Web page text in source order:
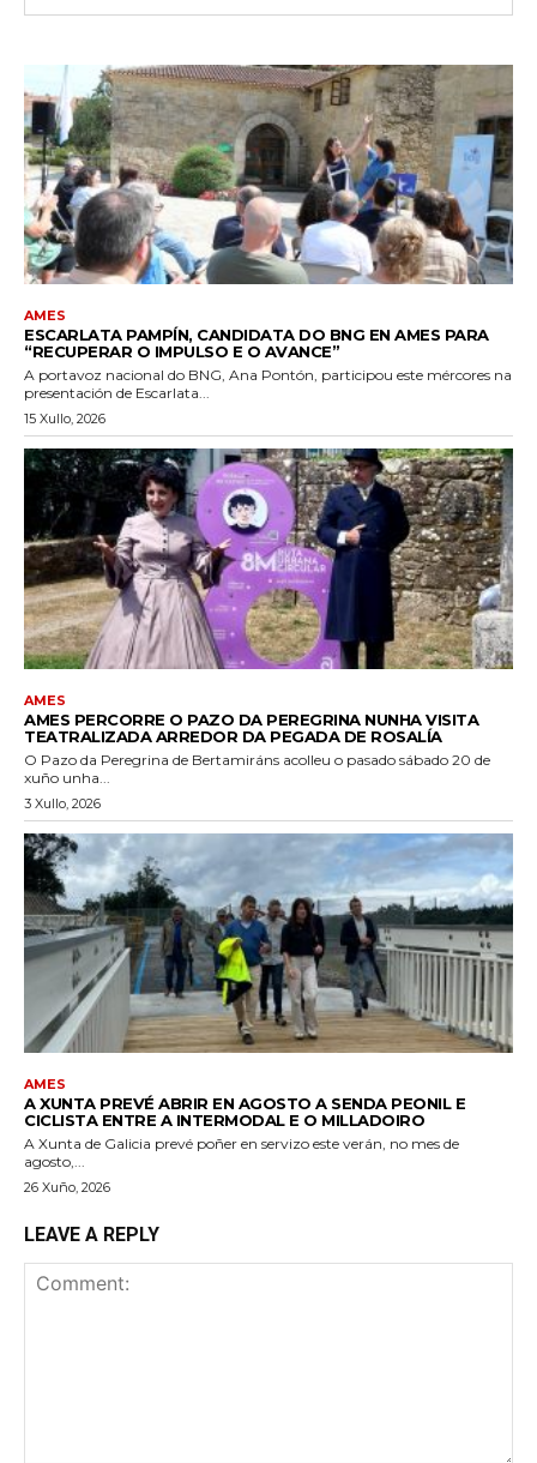
AMES
ESCARLATA PAMPÍN, CANDIDATA DO BNG EN AMES PARA
“RECUPERAR O IMPULSO E O AVANCE”
A portavoz nacional do BNG, Ana Pontón, participou este mércores na
presentación de Escarlata...
15 Xullo, 2026
AMES
AMES PERCORRE O PAZO DA PEREGRINA NUNHA VISITA
TEATRALIZADA ARREDOR DA PEGADA DE ROSALÍA
O Pazo da Peregrina de Bertamiráns acolleu o pasado sábado 20 de
xuño unha...
3 Xullo, 2026
AMES
A XUNTA PREVÉ ABRIR EN AGOSTO A SENDA PEONIL E
CICLISTA ENTRE A INTERMODAL E O MILLADOIRO
A Xunta de Galicia prevé poñer en servizo este verán, no mes de
agosto,...
26 Xuño, 2026
LEAVE A REPLY